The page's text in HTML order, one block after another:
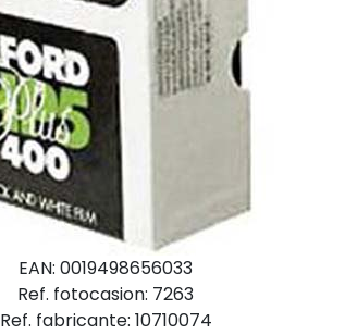
EAN: 0019498656033
Ref. fotocasion: 7263
Ref. fabricante: 10710074